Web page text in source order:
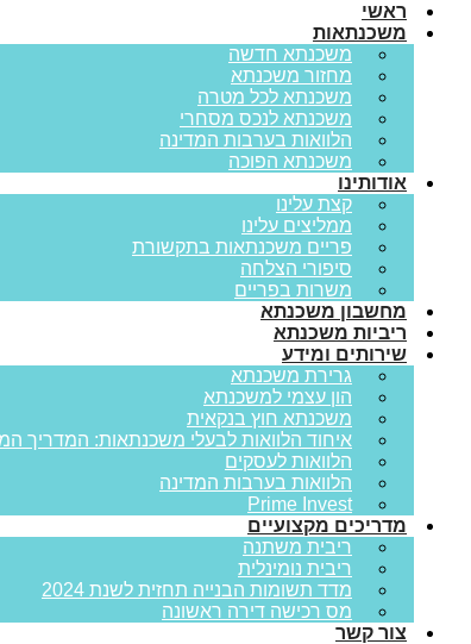
ראשי
משכנתאות
משכנתא חדשה
מחזור משכנתא
משכנתא לכל מטרה
משכנתא לנכס מסחרי
הלוואות בערבות המדינה
משכנתא הפוכה
אודותינו
קצת עלינו
ממליצים עלינו
פריים משכנתאות בתקשורת
סיפורי הצלחה
משרות בפריים
מחשבון משכנתא
ריביות משכנתא
שירותים ומידע
גרירת משכנתא
הון עצמי למשכנתא
משכנתא חוץ בנקאית
איחוד הלוואות לבעלי משכנתאות: המדריך
הלוואות לעסקים
הלוואות בערבות המדינה
Prime Invest
מדריכים מקצועיים
ריבית משתנה
ריבית נומינלית
מדד תשומות הבנייה תחזית לשנת 2024
מס רכישה דירה ראשונה
צור קשר